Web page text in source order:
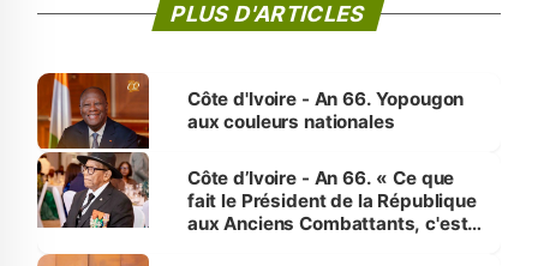
PLUS D'ARTICLES
Côte d'Ivoire - An 66. Yopougon
aux couleurs nationales
Côte d’Ivoire - An 66. « Ce que
fait le Président de la République
aux Anciens Combattants, c'est